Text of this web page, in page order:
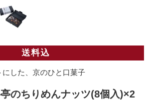
送料込
した、京のひと口菓子
亭のちりめんナッツ(8個入)×2